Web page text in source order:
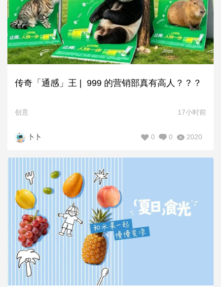
传奇「通感」王 | 999 的营销部真有高人？？？
创意 17小时前
卜卜 2020
0
0